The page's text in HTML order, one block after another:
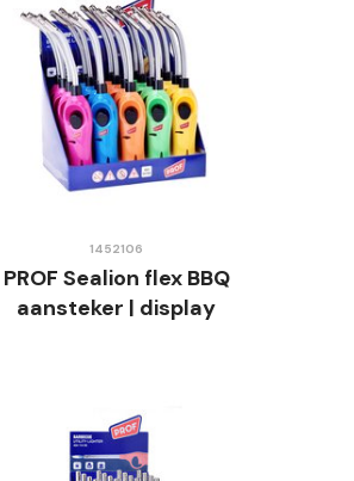
1452106
PROF Sealion flex BBQ
aansteker | display